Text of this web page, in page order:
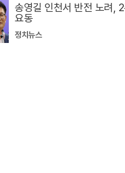
송영길 인천서 반전 노려,
요동
정치뉴스